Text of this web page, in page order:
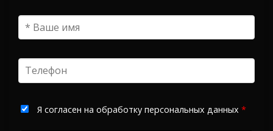
Я согласен на обработку персональных данных *